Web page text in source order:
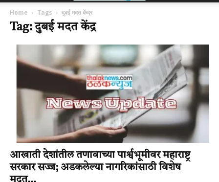
Home Tags दुबई मदत केंद्र
Tag: दुबई मदत केंद्र
आखाती देशांतील तणावाच्या पार्श्वभूमीवर महाराष्ट्र
सरकार सज्ज; अडकलेल्या नागरिकांसाठी विशेष